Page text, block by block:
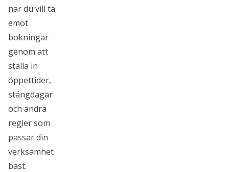
när du vill ta
emot
bokningar
genom att
ställa in
öppettider,
stängdagar
och andra
regler som
passar din
verksamhet
bäst.